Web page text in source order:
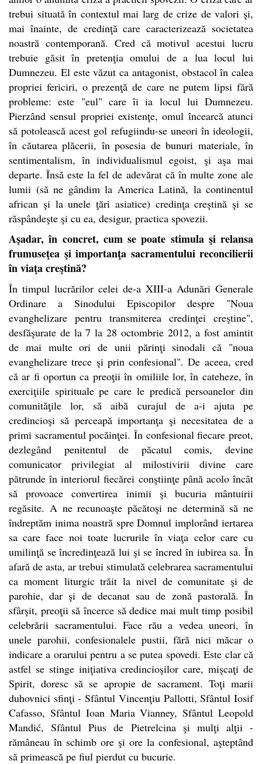
trebui situată în contextul mai larg de crize de valori şi,
mai înainte, de credinţă care caracterizează societatea
noastră contemporană. Cred că motivul acestui lucru
trebuie găsit în pretenţia omului de a lua locul lui
Dumnezeu. El este văzut ca antagonist, obstacol în calea
propriei fericiri, o prezenţă de care ne putem lipsi fără
probleme: este "eul" care îi ia locul lui Dumnezeu.
Pierzând sensul propriei existenţe, omul încearcă atunci
să potolească acest gol refugiindu-se uneori în ideologii,
în căutarea plăcerii, în posesia de bunuri materiale, în
sentimentalism, în individualismul egoist, şi aşa mai
departe. Însă este la fel de adevărat că în multe zone ale
lumii (să ne gândim la America Latină, la continentul
african şi la unele ţări asiatice) credinţa creştină şi se
răspândeşte şi cu ea, desigur, practica spovezii.
Aşadar, în concret, cum se poate stimula şi relansa
frumuseţea şi importanţa sacramentului reconcilierii
în viaţa creştină?
În timpul lucrărilor celei de-a XIII-a Adunări Generale
Ordinare a Sinodului Episcopilor despre "Noua
evanghelizare pentru transmiterea credinţei creştine",
desfăşurate de la 7 la 28 octombrie 2012, a fost amintit
de mai multe ori de unii părinţi sinodali că "noua
evanghelizare trece şi prin confesional". De aceea, cred
că ar fi oportun ca preoţii în omiliile lor, în cateheze, în
exerciţiile spirituale pe care le predică persoanelor din
comunităţile lor, să aibă curajul de a-i ajuta pe
credincioşi să perceapă importanţa şi necesitatea de a
primi sacramentul pocăinţei. În confesional fiecare preot,
dezlegând penitentul de păcatul comis, devine
comunicator privilegiat al milostivirii divine care
pătrunde în interiorul fiecărei conştiinţe până acolo încât
să provoace convertirea inimii şi bucuria mântuirii
regăsite. A ne recunoaşte păcătoşi ne determină să ne
îndreptăm inima noastră spre Domnul implorând iertarea
sa care face noi toate lucrurile în viaţa celor care cu
umilinţă se încredinţează lui şi se încred în iubirea sa. În
afară de asta, ar trebui stimulată celebrarea sacramentului
ca moment liturgic trăit la nivel de comunitate şi de
parohie, dar şi de decanat sau de zonă pastorală. În
sfârşit, preoţii să încerce să dedice mai mult timp posibil
celebrării sacramentului. Face rău a vedea uneori, în
unele parohii, confesionalele pustii, fără nici măcar o
indicare a orarului pentru a se putea spovedi. Este clar că
astfel se stinge iniţiativa credincioşilor care, mişcaţi de
Spirit, doresc să se apropie de sacrament. Toţi marii
duhovnici sfinţi - Sfântul Vincenţiu Pallotti, Sfântul Iosif
Cafasso, Sfântul Ioan Maria Vianney, Sfântul Leopold
Mandić, Sfântul Pius de Pietrelcina şi mulţi alţii -
rămâneau în schimb ore şi ore la confesional, aşteptând
să primească pe fiul pierdut cu bucurie.